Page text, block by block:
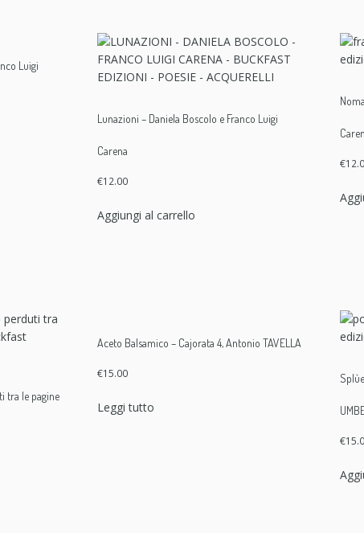
r
e
n
a
t
t
Luigi
Lunazioni – Daniela Boscolo e Franco Luigi
Carena
€12.00
Aggiungi al carrello
€
tra le pagine
Aceto Balsamico – Cajorata 4, Antonio TAVELLA
€15.00
Leggi tutto
€